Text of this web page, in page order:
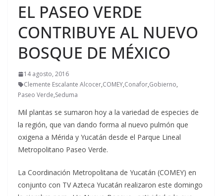
EL PASEO VERDE
CONTRIBUYE AL NUEVO
BOSQUE DE MÉXICO
14 agosto, 2016
Clemente Escalante Alcocer,COMEY,Conafor,Gobierno,
Paseo Verde,Seduma
Mil plantas se sumaron hoy a la variedad de especies de
la región, que van dando forma al nuevo pulmón que
oxigena a Mérida y Yucatán desde el Parque Lineal
Metropolitano Paseo Verde.
La Coordinación Metropolitana de Yucatán (COMEY) en
conjunto con TV Azteca Yucatán realizaron este domingo